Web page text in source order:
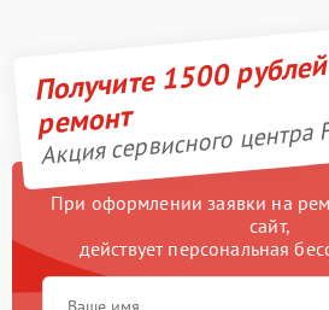
Получите 1500
ремонт
Акция сервисного центра
При оформлении заявки на
сайт,
действует персональная